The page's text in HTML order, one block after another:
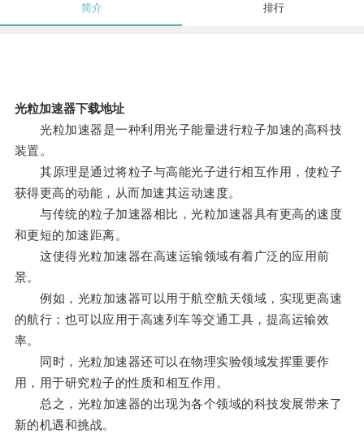
简介 排行
光粒加速器下载地址
光粒加速器是一种利用光子能量进行粒子加速的高科技
装置。
其原理是通过将粒子与高能光子进行相互作用，使粒子
获得更高的动能，从而加速其运动速度。
与传统的粒子加速器相比，光粒加速器具有更高的速度
和更短的加速距离。
这使得光粒加速器在高速运输领域有着广泛的应用前
景。
例如，光粒加速器可以用于航空航天领域，实现更高速
的航行；也可以应用于高速列车等交通工具，提高运输效
率。
同时，光粒加速器还可以在物理实验领域发挥重要作
用，用于研究粒子的性质和相互作用。
总之，光粒加速器的出现为各个领域的科技发展带来了
新的机遇和挑战。